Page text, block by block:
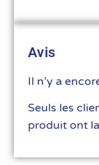
Avis
Il n’y a
Seuls les
produit ont